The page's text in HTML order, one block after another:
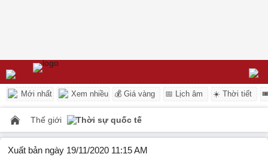
Mới nhất Xem nhiều 💰 Giá vàng 📅 Lịch âm ☀️ Thời tiết
Thế giới Thời sự quốc tế
Xuất bản ngày 19/11/2020 11:15 AM